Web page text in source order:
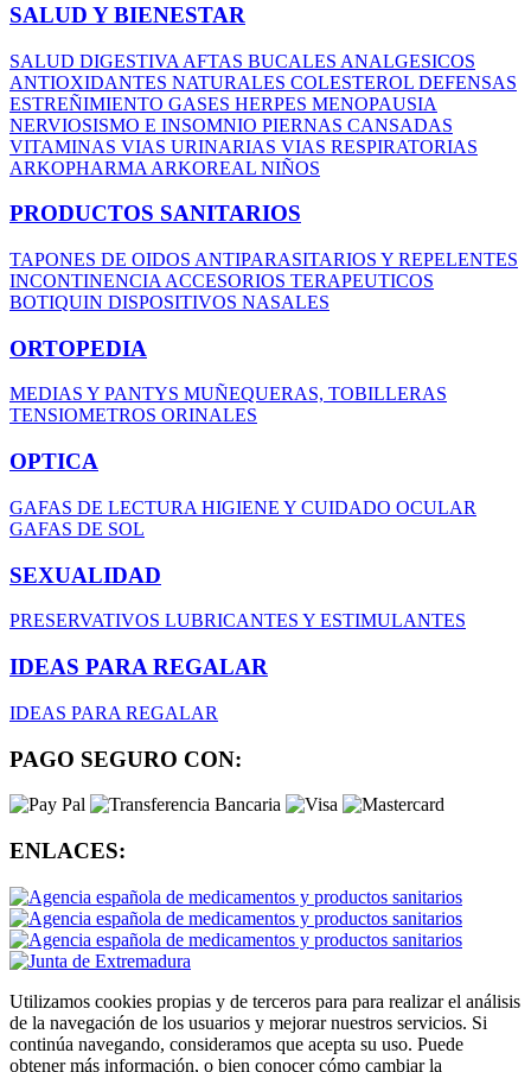
SALUD Y BIENESTAR
SALUD DIGESTIVA AFTAS BUCALES ANALGESICOS
ANTIOXIDANTES NATURALES COLESTEROL DEFENSAS
ESTREÑIMIENTO GASES HERPES MENOPAUSIA
NERVIOSISMO E INSOMNIO PIERNAS CANSADAS
VITAMINAS VIAS URINARIAS VIAS RESPIRATORIAS
ARKOPHARMA ARKOREAL NIÑOS
PRODUCTOS SANITARIOS
TAPONES DE OIDOS ANTIPARASITARIOS Y REPELENTES
INCONTINENCIA ACCESORIOS TERAPEUTICOS
BOTIQUIN DISPOSITIVOS NASALES
ORTOPEDIA
MEDIAS Y PANTYS MUÑEQUERAS, TOBILLERAS
TENSIOMETROS ORINALES
OPTICA
GAFAS DE LECTURA HIGIENE Y CUIDADO OCULAR
GAFAS DE SOL
SEXUALIDAD
PRESERVATIVOS LUBRICANTES Y ESTIMULANTES
IDEAS PARA REGALAR
IDEAS PARA REGALAR
PAGO SEGURO CON:
ENLACES:
Utilizamos cookies propias y de terceros para para realizar el análisis
de la navegación de los usuarios y mejorar nuestros servicios. Si
continúa navegando, consideramos que acepta su uso. Puede
obtener más información, o bien conocer cómo cambiar la